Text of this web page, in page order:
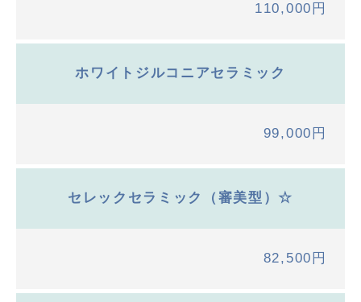
110,000円
ホワイトジルコニアセラミック
99,000円
セレックセラミック（審美型）☆
82,500円